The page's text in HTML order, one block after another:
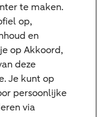
te maken.
op,
en
op Akkoord,
deze
Je kunt op
persoonlijke
via